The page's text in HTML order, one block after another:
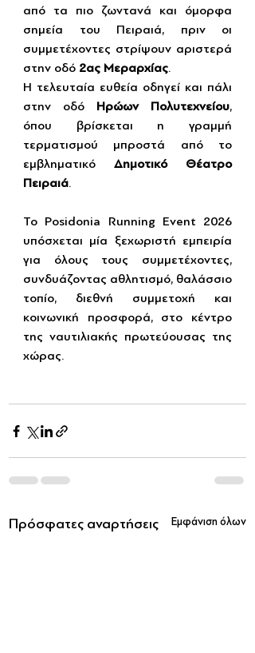
από τα πιο ζωντανά και όμορφα
σημεία του Πειραιά, πριν οι
συμμετέχοντες στρίψουν αριστερά
στην οδό 2ας Μεραρχίας.
Η τελευταία ευθεία οδηγεί και πάλι
στην οδό Ηρώων Πολυτεχνείου,
όπου βρίσκεται η γραμμή
τερματισμού μπροστά από το
εμβληματικό Δημοτικό Θέατρο
Πειραιά.
Το Posidonia Running Event 2026
υπόσχεται μία ξεχωριστή εμπειρία
για όλους τους συμμετέχοντες,
συνδυάζοντας αθλητισμό, θαλάσσιο
τοπίο, διεθνή συμμετοχή και
κοινωνική προσφορά, στο κέντρο
της ναυτιλιακής πρωτεύουσας της
χώρας.
Πρόσφατες αναρτήσεις Εμφάνιση όλων